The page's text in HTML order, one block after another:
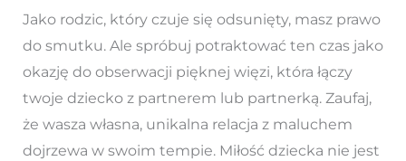
Jako rodzic, który czuje się odsunięty, masz prawo
do smutku. Ale spróbuj potraktować ten czas jako
okazję do obserwacji pięknej więzi, która łączy
twoje dziecko z partnerem lub partnerką. Zaufaj,
że wasza własna, unikalna relacja z maluchem
dojrzewa w swoim tempie. Miłość dziecka nie jest